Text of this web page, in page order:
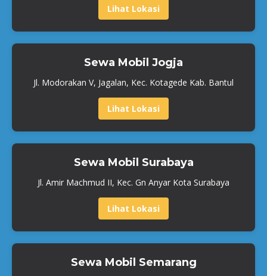
Lihat Lokasi
Sewa Mobil Jogja
Jl. Modorakan V, Jagalan, Kec. Kotagede Kab. Bantul
Lihat Lokasi
Sewa Mobil Surabaya
Jl. Amir Machmud II, Kec. Gn Anyar Kota Surabaya
Lihat Lokasi
Sewa Mobil Semarang